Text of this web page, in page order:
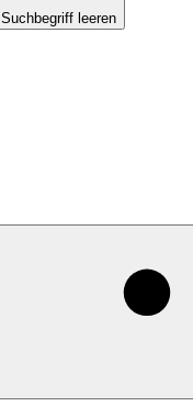
Suchbegriff leeren